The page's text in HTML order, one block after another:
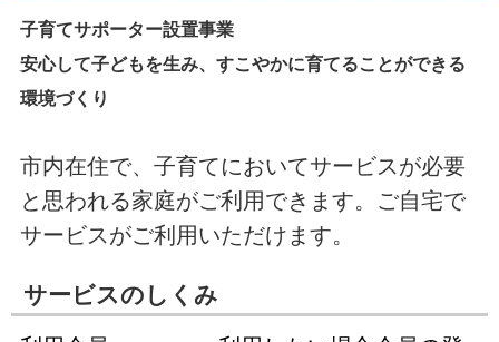
子育てサポーター設置事業
安心して子どもを生み、すこやかに育てることができる
環境づくり
市内在住で、子育てにおいてサービスが必要
と思われる家庭がご利用できます。ご自宅で
サービスがご利用いただけます。
サービスのしくみ